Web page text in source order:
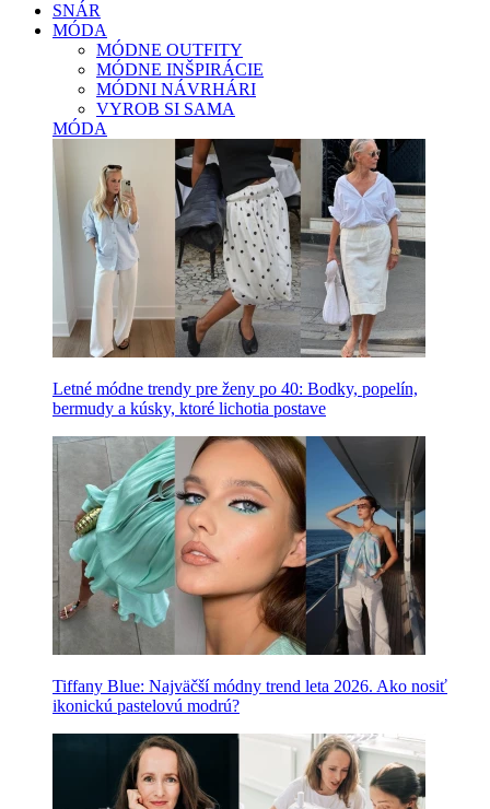
SNÁR
MÓDA
MÓDNE OUTFITY
MÓDNE INŠPIRÁCIE
MÓDNI NÁVRHÁRI
VYROB SI SAMA
MÓDA
Letné módne trendy pre ženy po 40: Bodky, popelín,
bermudy a kúsky, ktoré lichotia postave
Tiffany Blue: Najväčší módny trend leta 2026. Ako nosiť
ikonickú pastelovú modrú?